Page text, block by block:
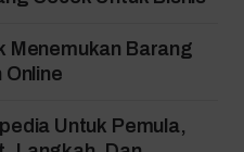
Menemukan Barang
Untuk Pemula,